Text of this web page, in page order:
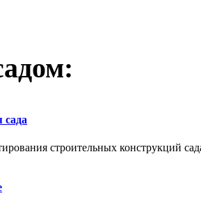
сада
строительных конструкций